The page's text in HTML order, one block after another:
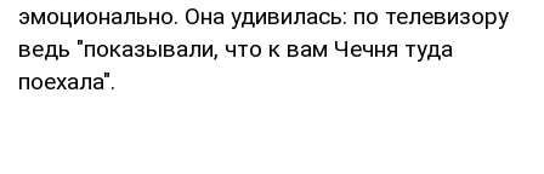
эмоционально. Она удивилась: по телевизору
ведь "показывали, что к вам Чечня туда
поехала".